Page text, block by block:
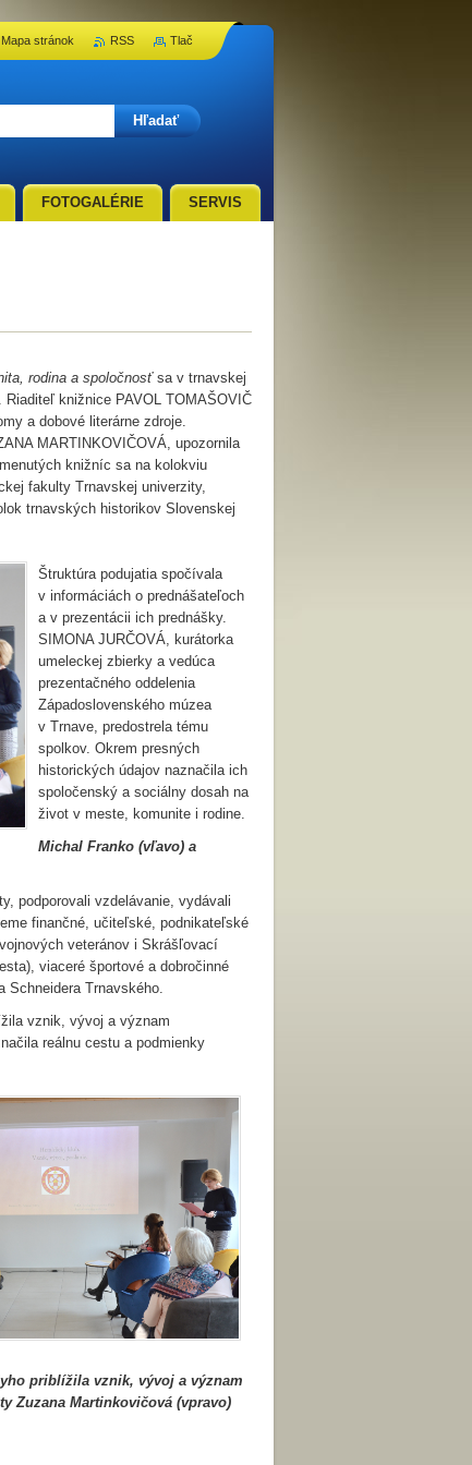
rodina a spoločnosťsa v trnavskej
knižnice PAVOL TOMAŠOVIČ
a dobové literárne zdroje.
MARTINKOVIČOVÁ, upozornila
knižníc sa na kolokviu
fakulty Trnavskej univerzity,
trnavských historikov Slovenskej
Štruktúra podujatia spočívala
v informáciách o prednášateľoch
a v prezentácii ich prednášky.
SIMONA JURČOVÁ, kurátorka
umeleckej zbierky a vedúca
prezentačného oddelenia
Západoslovenského múzea
v Trnave, predostrela tému
spolkov. Okrem presných
historických údajov naznačila ich
spoločenský a sociálny dosah na
život v meste, komunite i rodine.
Michal Franko (vľavo) a
podporovali vzdelávanie, vydávali
finančné, učiteľské, podnikateľské
veteránov i Skrášľovací
viaceré športové a dobročinné
Schneidera Trnavského.
vznik, vývoj a význam
reálnu cestu a podmienky
priblížila vznik, vývoj a význam
Zuzana Martinkovičová (vpravo)
FOTOGALÉRIE SERVIS
Mapa stránok RSS Tlač